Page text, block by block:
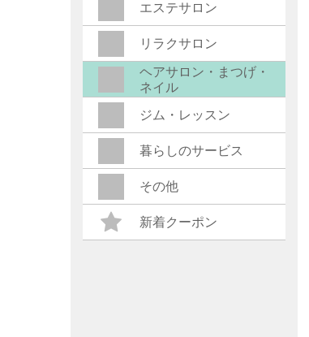
エステサロン
リラクサロン
ヘアサロン・まつげ・
ネイル
ジム・レッスン
暮らしのサービス
その他
新着クーポン